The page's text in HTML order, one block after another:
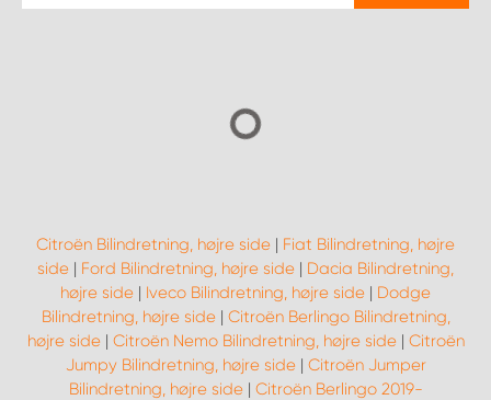
Citroën Bilindretning, højre side | Fiat Bilindretning, højre
side | Ford Bilindretning, højre side | Dacia Bilindretning,
højre side | Iveco Bilindretning, højre side | Dodge
Bilindretning, højre side| Citroën Berlingo Bilindretning,
højre side| Citroën Nemo Bilindretning, højre side| Citroën
Jumpy Bilindretning, højre side| Citroën Jumper
Bilindretning, højre side| Citroën Berlingo 2019-